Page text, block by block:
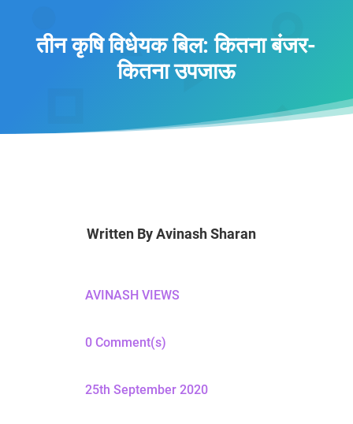
तीन कृषि विधेयक बिल: कितना बंजर-
कितना उपजाऊ
Written ByAvinash Sharan
AVINASH VIEWS
0 Comment(s)
25th September 2020